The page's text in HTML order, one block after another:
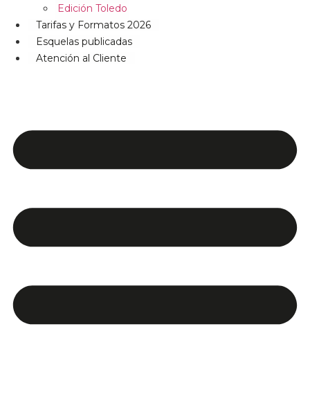
Edición Toledo
Tarifas y Formatos 2026
Esquelas publicadas
Atención al Cliente